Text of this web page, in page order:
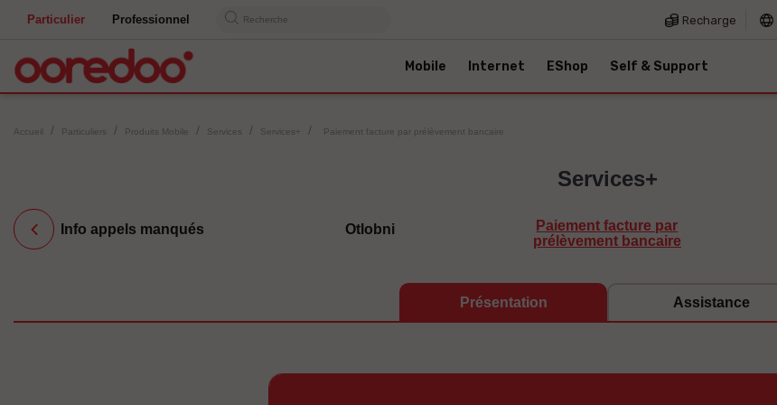
Particulier Professionnel Recherche Recharge
Mobile Internet EShop Self & Support
Accueil Particuliers Produits Mobile Services Services+ Paiement facture par prélèvement bancaire
Services+
Info appels manqués Otlobni
Paiement facture par
prélèvement bancaire
Présentation Assistance